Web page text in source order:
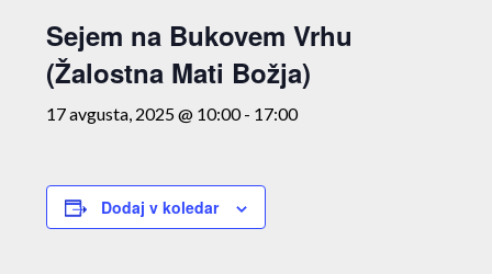
Sejem na Bukovem Vrhu
(Žalostna Mati Božja)
17 avgusta, 2025 @ 10:00- 17:00
Dodaj v koledar